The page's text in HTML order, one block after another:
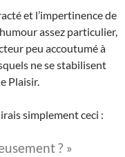
et l’impertinence de
assez particulier,
peu accoutumé à
ne se stabilisent
Plaisir.
simplement ceci :
? »